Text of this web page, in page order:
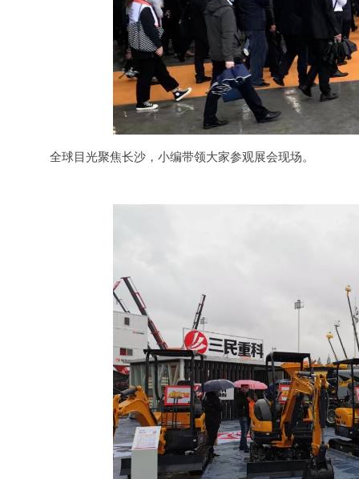
全球目光聚焦长沙，小编带领大家参观展会现场。